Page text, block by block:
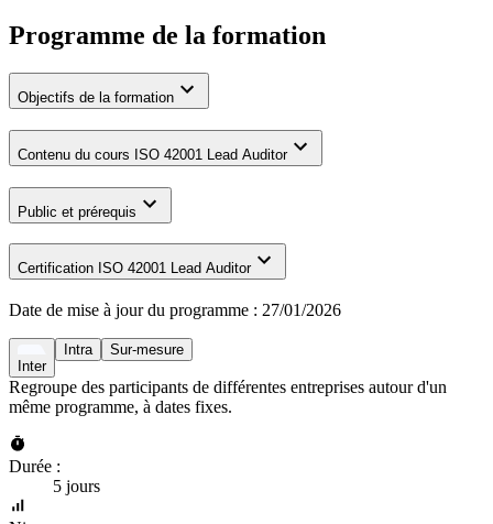
Programme de la formation
Objectifs de la formation
Contenu du cours ISO 42001 Lead Auditor
Public et prérequis
Certification ISO 42001 Lead Auditor
Date de mise à jour du programme : 27/01/2026
Inter
Intra Sur-mesure
Regroupe des participants de différentes entreprises autour d'un
même programme, à dates fixes.
Durée :
5 jours